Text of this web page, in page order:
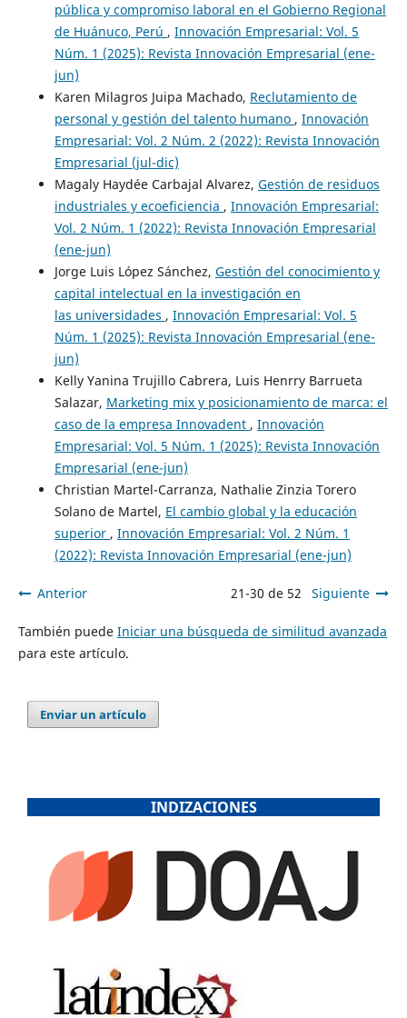
pública y compromiso laboral en el Gobierno Regional
de Huánuco, Perú , Innovación Empresarial: Vol. 5
Núm. 1 (2025): Revista Innovación Empresarial (ene-
jun)
Karen Milagros Juipa Machado, Reclutamiento de
personal y gestión del talento humano , Innovación
Empresarial: Vol. 2 Núm. 2 (2022): Revista Innovación
Empresarial (jul-dic)
Magaly Haydée Carbajal Alvarez, Gestión de residuos
industriales y ecoeficiencia , Innovación Empresarial:
Vol. 2 Núm. 1 (2022): Revista Innovación Empresarial
(ene-jun)
Jorge Luis López Sánchez, Gestión del conocimiento y
capital intelectual en la investigación en
las universidades , Innovación Empresarial: Vol. 5
Núm. 1 (2025): Revista Innovación Empresarial (ene-
jun)
Kelly Yanina Trujillo Cabrera, Luis Henrry Barrueta
Salazar, Marketing mix y posicionamiento de marca: el
caso de la empresa Innovadent , Innovación
Empresarial: Vol. 5 Núm. 1 (2025): Revista Innovación
Empresarial (ene-jun)
Christian Martel-Carranza, Nathalie Zinzia Torero
Solano de Martel, El cambio global y la educación
superior , Innovación Empresarial: Vol. 2 Núm. 1
(2022): Revista Innovación Empresarial (ene-jun)
Anterior 21-30 de 52 Siguiente
También puede Iniciar una búsqueda de similitud avanzada
para este artículo.
Enviar un artículo
INDIZACIONES